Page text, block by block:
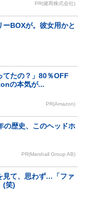
PR(健商株式会社)
BOXが。彼女用かと
てたの？」80％OFF
の本気が...
PR(Amazon)
の歴史、このヘッドホ
PR(Marshall Group AB)
見て、思わず…「ファ
(笑)